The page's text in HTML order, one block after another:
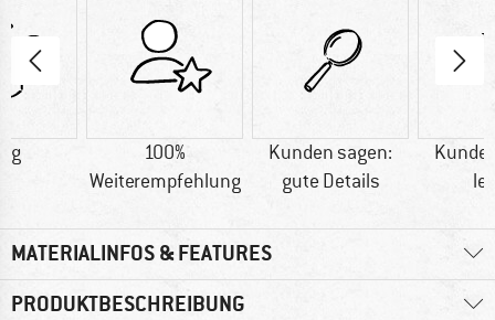
g
100%
Weiterempfehlung
Kunden sagen:
gute Details
MATERIALINFOS & FEATURES
PRODUKTBESCHREIBUNG